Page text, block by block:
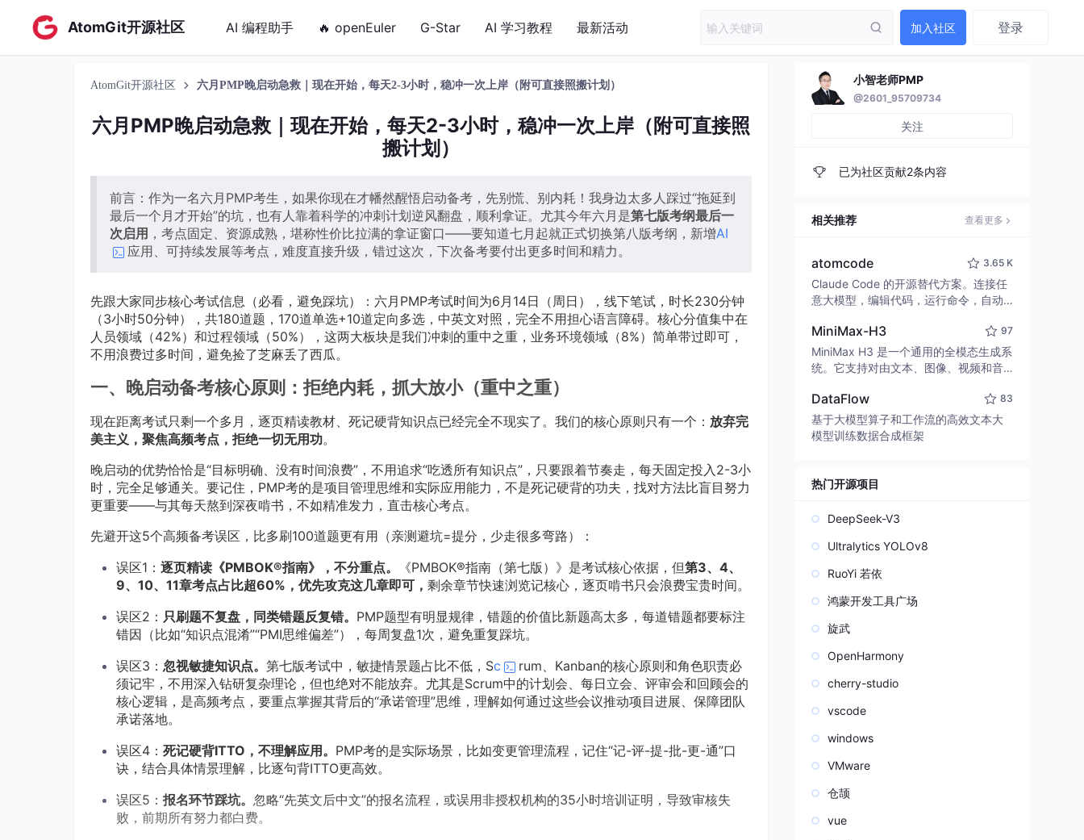
AtomGit开源社区 AI 编程助手 🔥 openEuler G-Star AI 学习教程 最新活动 加入社区 登录
AtomGit开源社区 六月PMP晚启动急救｜现在开始，每天2-3小时，稳冲一次上岸（附可直接照搬计划）
六月PMP晚启动急救｜现在开始，每天2-3小时，稳冲一次上岸（附可直接照
搬计划）
前言：作为一名六月PMP考生，如果你现在才幡然醒悟启动备考，先别慌、别内耗！我身边太多人踩过“拖延到
最后一个月才开始”的坑，也有人靠着科学的冲刺计划逆风翻盘，顺利拿证。尤其今年六月是第七版考纲最后一
次启用 ，考点固定、资源成熟，堪称性价比拉满的拿证窗口——要知道七月起就正式切换第八版考纲，新增AI
应用、可持续发展等考点，难度直接升级，错过这次，下次备考要付出更多时间和精力。
先跟大家同步核心考试信息（必看，避免踩坑）：六月PMP考试时间为6月14日（周日），线下笔试，时长230分钟
（3小时50分钟），共180道题，170道单选+10道定向多选，中英文对照，完全不用担心语言障碍。核心分值集中在
人员领域（42%）和过程领域（50%），这两大板块是我们冲刺的重中之重，业务环境领域（8%）简单带过即可，
不用浪费过多时间，避免捡了芝麻丢了西瓜。
一、晚启动备考核心原则：拒绝内耗，抓大放小（重中之重）
现在距离考试只剩一个多月，逐页精读教材、死记硬背知识点已经完全不现实了。我们的核心原则只有一个： 放弃完
美主义，聚焦高频考点，拒绝一切无用功。
晚启动的优势恰恰是“目标明确、没有时间浪费”，不用追求“吃透所有知识点”，只要跟着节奏走，每天固定投入2-3小
时，完全足够通关。要记住，PMP考的是项目管理思维和实际应用能力，不是死记硬背的功夫，找对方法比盲目努力
更重要——与其每天熬到深夜啃书，不如精准发力，直击核心考点。
先避开这5个高频备考误区，比多刷100道题更有用（亲测避坑=提分，少走很多弯路）：
误区1： 逐页精读《PMBOK®指南》，不分重点。 《PMBOK®指南（第七版）》是考试核心依据，但第3、4、
9、10、11章考点占比超60%，优先攻克这几章即可， 剩余章节快速浏览记核心，逐页啃书只会浪费宝贵时间。
误区2： 只刷题不复盘，同类错题反复错。 PMP题型有明显规律，错题的价值比新题高太多，每道错题都要标注
错因（比如“知识点混淆”“PMI思维偏差”），每周复盘1次，避免重复踩坑。
误区3： 忽视敏捷知识点。 第七版考试中，敏捷情景题占比不低，Sc
rum、Kanban的核心原则和角色职责必
须记牢，不用深入钻研复杂理论，但也绝对不能放弃。尤其是Scrum中的计划会、每日立会、评审会和回顾会的
核心逻辑，是高频考点，要重点掌握其背后的“承诺管理”思维，理解如何通过这些会议推动项目进展、保障团队
承诺落地。
误区4： 死记硬背ITTO，不理解应用。 PMP考的是实际场景，比如变更管理流程，记住“记-评-提-批-更-通”口
诀，结合具体情景理解，比逐句背ITTO更高效。
误区5： 报名环节踩坑。 忽略“先英文后中文”的报名流程，或误用非授权机构的35小时培训证明，导致审核失
败，前期所有努力都白费。
小智老师PMP
@2601_95709734
关注
已为社区贡献2条内容
相关推荐 查看更多
atomcode 3.65 K
Claude Code 的开源替代方案。连接任
意大模型，编辑代码，运行命令，自动
致性能。 ｜ An open-source alternativ
e to Claude Code. Connect any LLM,
edit code, run commands, and verify
MiniMax-H3 97
MiniMax H3 是一个通用的全模态生成系
统。它支持对由文本、图像、视频和音
并能生成分辨率高达 2K、时长可达 15
秒的带原生立体声音频的视频。得益于
面向任务泛化的系统设计，H3 在预训练
模态指令。
DataFlow 83
基于大模型算子和工作流的高效文本大
模型训练数据合成框架
热门开源项目
DeepSeek-V3
Ultralytics YOLOv8
RuoYi 若依
鸿蒙开发工具广场
旋武
OpenHarmony
cherry-studio
vscode
windows
VMware
仓颉
vue